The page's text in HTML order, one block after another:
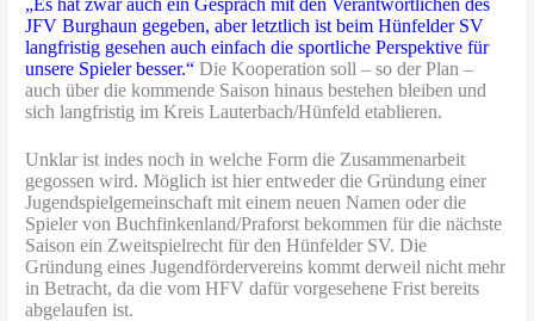
„Es hat zwar auch ein Gespräch mit den Verantwortlichen des
JFV Burghaun gegeben, aber letztlich ist beim Hünfelder SV
langfristig gesehen auch einfach die sportliche Perspektive für
unsere Spieler besser.“ Die Kooperation soll – so der Plan –
auch über die kommende Saison hinaus bestehen bleiben und
sich langfristig im Kreis Lauterbach/Hünfeld etablieren.
Unklar ist indes noch in welche Form die Zusammenarbeit
gegossen wird. Möglich ist hier entweder die Gründung einer
Jugendspielgemeinschaft mit einem neuen Namen oder die
Spieler von Buchfinkenland/Praforst bekommen für die nächste
Saison ein Zweitspielrecht für den Hünfelder SV. Die
Gründung eines Jugendfördervereins kommt derweil nicht mehr
in Betracht, da die vom HFV dafür vorgesehene Frist bereits
abgelaufen ist.